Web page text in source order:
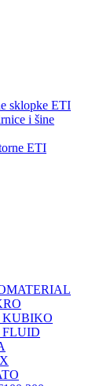
sklopke ETI
i šine
ETI
KUBIKO
FLUID